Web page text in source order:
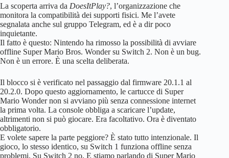
La scoperta arriva da DoesItPlay?, l’organizzazione che
monitora la compatibilità dei supporti fisici. Me l’avete
segnalata anche sul gruppo Telegram, ed è a dir poco
inquietante.
Il fatto è questo: Nintendo ha rimosso la possibilità di avviare
offline Super Mario Bros. Wonder su Switch 2. Non è un bug.
Non è un errore. È una scelta deliberata.
Il blocco si è verificato nel passaggio dal firmware 20.1.1 al
20.2.0. Dopo questo aggiornamento, le cartucce di Super
Mario Wonder non si avviano più senza connessione internet
la prima volta. La console obbliga a scaricare l’update,
altrimenti non si può giocare. Era facoltativo. Ora è diventato
obbligatorio.
E volete sapere la parte peggiore? È stato tutto intenzionale. Il
gioco, lo stesso identico, su Switch 1 funziona offline senza
problemi. Su Switch 2 no. E stiamo parlando di Super Mario